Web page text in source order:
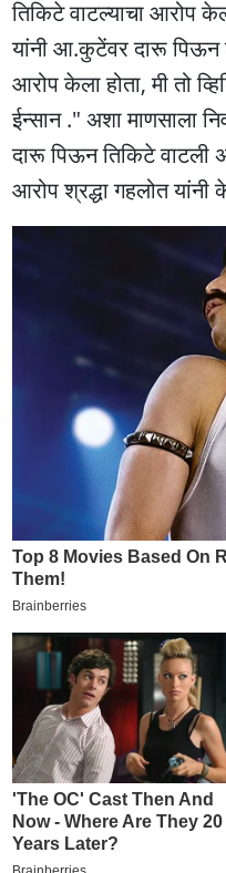
तिकिटे वाटल्याचा आरोप
यांनी आ.कुटेंवर दारू पिऊन
आरोप केला होता, मी तो
ईन्सान ." अशा माणसाला
दारू पिऊन तिकिटे
आरोप श्रद्धा गहलोत यांनी